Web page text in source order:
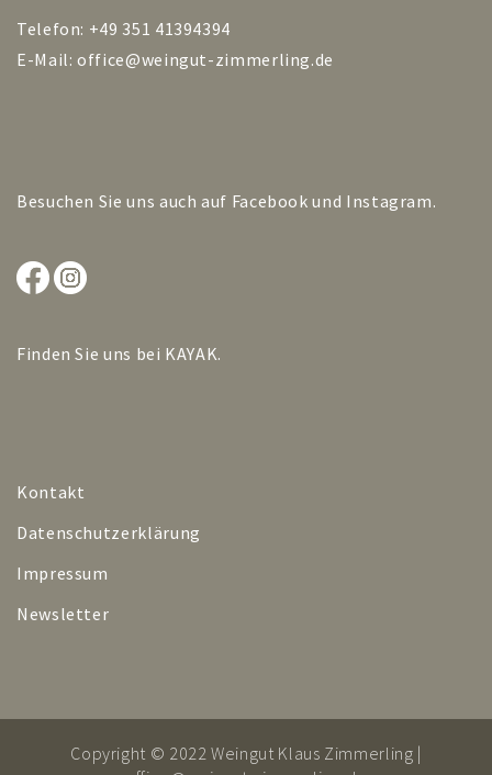
Telefon: +49 351 41394394
E-Mail:office@weingut-zimmerling.de
Besuchen Sie uns auch auf Facebook und Instagram.
Finden Sie uns bei KAYAK.
Kontakt
Datenschutzerklärung
Impressum
Newsletter
Copyright © 2022 Weingut Klaus Zimmerling |